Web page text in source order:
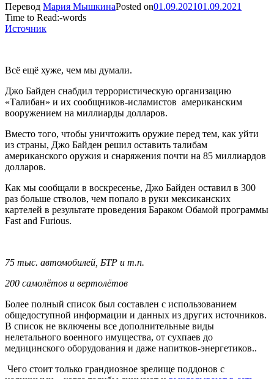
Перевод Мария МышкинаPosted on01.09.202101.09.2021
Time to Read:-words
Источник
Всё ещё хуже, чем мы думали.
Джо Байден снабдил террористическую организацию
«Талибан» и их сообщников-исламистов американским
вооружением на миллиарды долларов.
Вместо того, чтобы уничтожить оружие перед тем, как уйти
из страны, Джо Байден решил оставить талибам
американского оружия и снаряжения почти на 85 миллиардов
долларов.
Как мы сообщали в воскресенье, Джо Байден оставил в 300
раз больше стволов, чем попало в руки мексиканских
картелей в результате проведения Бараком Обамой программы
Fast and Furious.
75 тыс. автомобилей, БТР и т.п.
200 самолётов и вертолётов
Более полный список был составлен с использованием
общедоступной информации и данных из других источников.
В список не включены все дополнительные виды
нелетального военного имущества, от сухпаев до
медицинского оборудования и даже напитков-энергетиков..
Чего стоит только грандиозное зрелище поддонов с